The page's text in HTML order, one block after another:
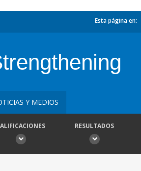
Esta página en:
Y MEDIOS
RESULTADOS